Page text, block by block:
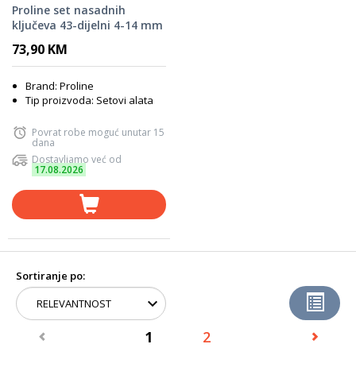
Proline set nasadnih
ključeva 43-dijelni 4-14 mm
73,90 KM
Brand: Proline
Tip proizvoda: Setovi alata
Povrat robe moguć unutar 15
dana
Dostavljamo već od
17.08.2026
Sortiranje po:
1 2